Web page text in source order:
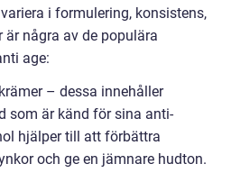
i formulering, konsistens,
några av de populära
age:
– dessa innehåller
som är känd för sina anti-
hjälper till att förbättra
och ge en jämnare hudton.